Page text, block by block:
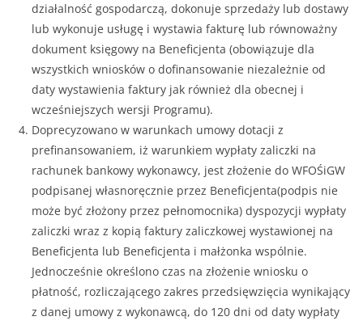
działalność gospodarczą, dokonuje sprzedaży lub dostawy
lub wykonuje usługę i wystawia fakturę lub równoważny
dokument księgowy na Beneficjenta (obowiązuje dla
wszystkich wniosków o dofinansowanie niezależnie od
daty wystawienia faktury jak również dla obecnej i
wcześniejszych wersji Programu).
Doprecyzowano w warunkach umowy dotacji z
prefinansowaniem, iż warunkiem wypłaty zaliczki na
rachunek bankowy wykonawcy, jest złożenie do WFOŚiGW
podpisanej własnoręcznie przez Beneficjenta(podpis nie
może być złożony przez pełnomocnika) dyspozycji wypłaty
zaliczki wraz z kopią faktury zaliczkowej wystawionej na
Beneficjenta lub Beneficjenta i małżonka wspólnie.
Jednocześnie określono czas na złożenie wniosku o
płatność, rozliczającego zakres przedsięwzięcia wynikający
z danej umowy z wykonawcą, do 120 dni od daty wypłaty